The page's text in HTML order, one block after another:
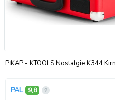
PİKAP - KTOOLS Nostalgie K344
PAL 9,8